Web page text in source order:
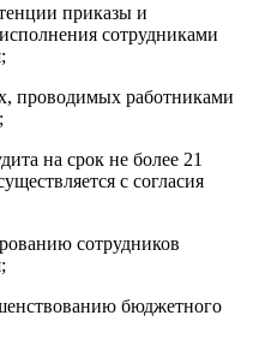
приказы и
сотрудниками
проводимых работниками
на срок не более 21
с согласия
сотрудников
бюджетного